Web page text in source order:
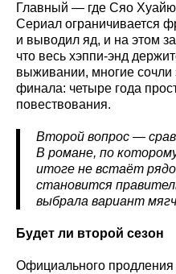
Главный — где Сяо
Сериал ограничивается
и выводил яд, и на этом
что весь хэппи-энд
выживании, многие
финала: четыре года
повествования.
Второй вопрос —
В романе, по
итоге не встаёт
становится
выбрала вариант
Будет ли второй сезон
Официального